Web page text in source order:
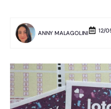
ANNY MALAGOLINI 12/